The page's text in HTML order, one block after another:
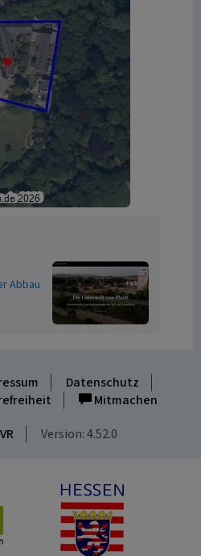
Abbau
Datenschutz
Mitmachen
Version: 4.52.0